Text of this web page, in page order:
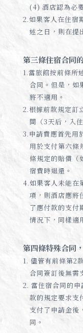
(4) 酒店認為必
2.如果客人在住宿
述之日，則在提
第三條住宿合同
1.當旅館按前條所
合同。但是，如
將不適用。
2.根據前款規定訂
間（3天后，入
3.申請費應首先用
用於支付第六條
條規定的賠償（
宿費時退還。
4.如果客人未能在
項，則酒店應將
了應付款的支付
情況下，同樣適
第四條特殊合同
1. 儘管有前條第2
合同簽訂後無需
2. 當住宿合同的
款的規定要求支
支付了申請金後
同。